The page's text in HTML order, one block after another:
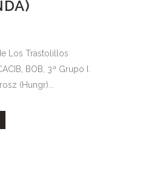
Los Trastolillos
BOB, 3ª Grupo I.
(Hungr)...